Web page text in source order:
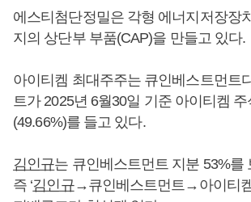
에스티첨단정밀은 각형 에너지저장장
지의 상단부 부품(CAP)을 만들고 있다.
아이티켐 최대주주는 큐인베스트먼트
트가 2025년 6월30일 기준 아이티켐
(49.66%)를 들고 있다.
김인규는 큐인베스트먼트 지분 53%를
즉 ‘김인규→큐인베스트먼트→아이티켐